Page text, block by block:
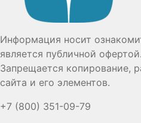
Информация носит
является публичной офертой.
Запрещается копирование,
сайта и его элементов.
+7 (800) 351-09-79